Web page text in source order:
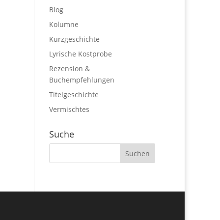
Blog
Kolumne
Kurzgeschichte
Lyrische Kostprobe
Rezension &
Buchempfehlungen
Titelgeschichte
Vermischtes
Suche